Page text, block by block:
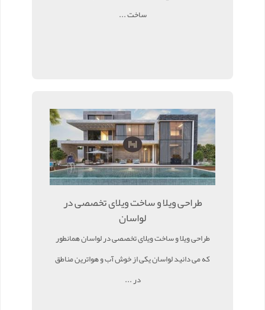
ساخت ...
طراحی ویلا و ساخت ویلای تخصصی در
لواسان
طراحی ویلا و ساخت ویلای تخصصی در لواسان همانطور
که می دانید لواسان یکی از خوش آب و هواترین مناطق
در ...